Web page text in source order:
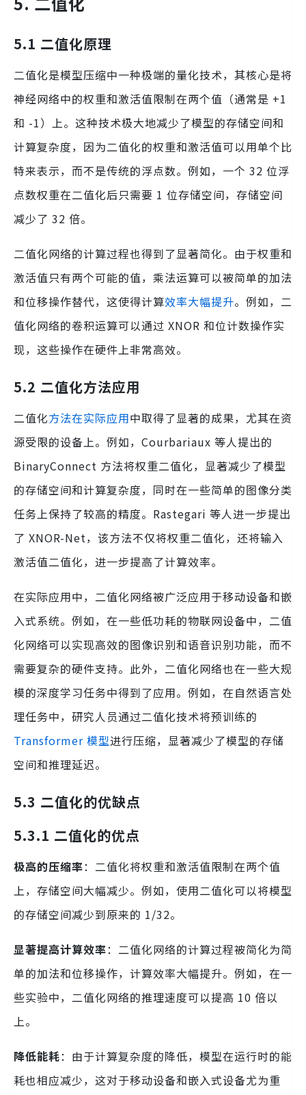
5.1 二值化原理
二值化是模型压缩中一种极端的量化技术，其核心是将
神经网络中的权重和激活值限制在两个值（通常是 +1
和 -1）上。这种技术极大地减少了模型的存储空间和
计算复杂度，因为二值化的权重和激活值可以用单个比
特来表示，而不是传统的浮点数。例如，一个 32 位浮
点数权重在二值化后只需要 1 位存储空间，存储空间
减少了 32 倍。
二值化网络的计算过程也得到了显著简化。由于权重和
激活值只有两个可能的值，乘法运算可以被简单的加法
和位移操作替代，这使得计算效率大幅提升。例如，二
值化网络的卷积运算可以通过 XNOR 和位计数操作实
现，这些操作在硬件上非常高效。
5.2 二值化方法应用
二值化方法在实际应用中取得了显著的成果，尤其在资
源受限的设备上。例如，Courbariaux 等人提出的
BinaryConnect 方法将权重二值化，显著减少了模型
的存储空间和计算复杂度，同时在一些简单的图像分类
任务上保持了较高的精度。Rastegari 等人进一步提出
了 XNOR-Net，该方法不仅将权重二值化，还将输入
激活值二值化，进一步提高了计算效率。
在实际应用中，二值化网络被广泛应用于移动设备和嵌
入式系统。例如，在一些低功耗的物联网设备中，二值
化网络可以实现高效的图像识别和语音识别功能，而不
需要复杂的硬件支持。此外，二值化网络也在一些大规
模的深度学习任务中得到了应用。例如，在自然语言处
理任务中，研究人员通过二值化技术将预训练的
Transformer 模型进行压缩，显著减少了模型的存储
空间和推理延迟。
5.3 二值化的优缺点
5.3.1 二值化的优点
极高的压缩率：二值化将权重和激活值限制在两个值
上，存储空间大幅减少。例如，使用二值化可以将模型
的存储空间减少到原来的 1/32。
显著提高计算效率：二值化网络的计算过程被简化为简
单的加法和位移操作，计算效率大幅提升。例如，在一
些实验中，二值化网络的推理速度可以提高 10 倍以
上。
降低能耗：由于计算复杂度的降低，模型在运行时的能
耗也相应减少，这对于移动设备和嵌入式设备尤为重